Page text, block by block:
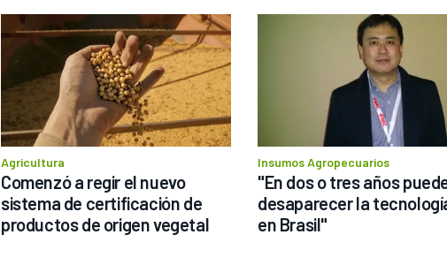
Agricultura
Comenzó a regir el nuevo
sistema de certificación de
productos de origen vegetal
Insumos Agropecuarios
"En dos o tres años
desaparecer la
en Brasil"